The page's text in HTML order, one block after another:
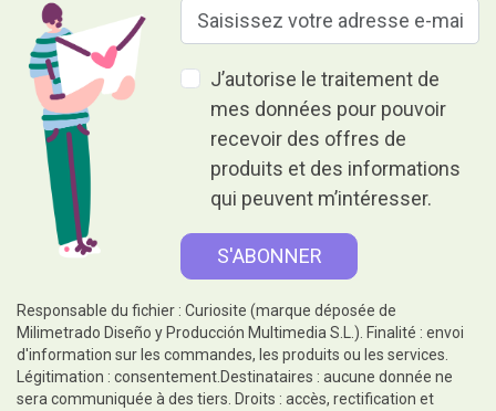
J’autorise le traitement de
mes données pour pouvoir
recevoir des offres de
produits et des informations
qui peuvent m’intéresser.
Responsable du fichier : Curiosite (marque déposée de
Milimetrado Diseño y Producción Multimedia S.L.). Finalité : envoi
d'information sur les commandes, les produits ou les services.
Légitimation : consentement.Destinataires : aucune donnée ne
sera communiquée à des tiers. Droits : accès, rectification et